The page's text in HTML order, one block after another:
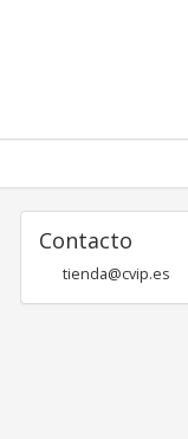
Contacto
tienda@cvip.es